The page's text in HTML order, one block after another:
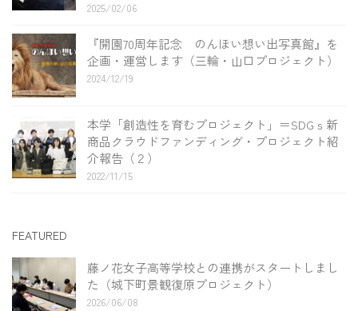
2025/02/06
『開園70周年記念 のんほい想い出写真館』を
企画・運営します（三輪・山口プロジェクト）
2024/12/19
本学「創造性を育むプロジェクト」＝SDGｓ新
商品クラウドファンディング・プロジェクト紹
介報告（２）
2022/11/15
FEATURED
藤ノ花女子高等学校との連携がスタートしまし
た（城下町景観復原プロジェクト）
2026/06/08